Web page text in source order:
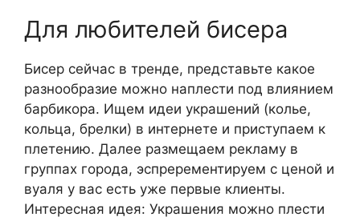
Для любителей бисера
Бисер сейчас в тренде, представьте какое
разнообразие можно наплести под влиянием
барбикора. Ищем идеи украшений (колье,
кольца, брелки) в интернете и приступаем к
плетению. Далее размещаем рекламу в
группах города, эспререментируем с ценой и
вуаля у вас есть уже первые клиенты.
Интересная идея: Украшения можно плести